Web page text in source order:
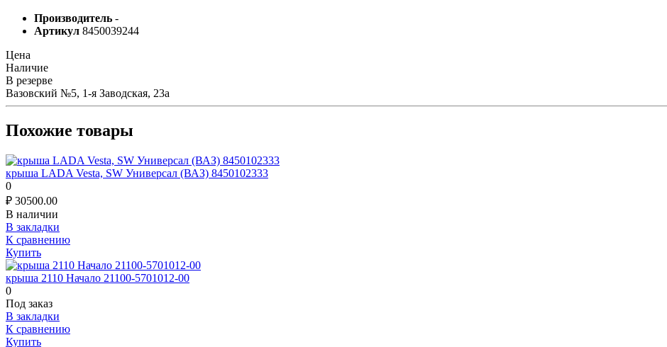
Производитель -
Артикул 8450039244
Цена
Наличие
В резерве
Вазовский №5, 1-я Заводская, 23а
Похожие товары
крыша LADA Vesta, SW Универсал (ВАЗ) 8450102333
0
₽ 30500.00
В наличии
В закладки
К сравнению
Купить
крыша 2110 Начало 21100-5701012-00
0
Под заказ
В закладки
К сравнению
Купить